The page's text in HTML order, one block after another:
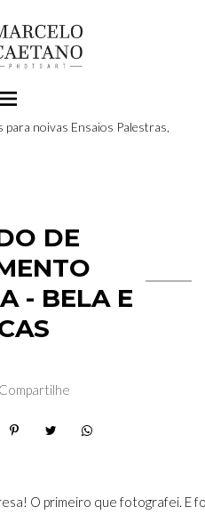
para noivas Ensaios Palestras,
DE
- BELA E
Compartilhe
O primeiro que fotografei. E